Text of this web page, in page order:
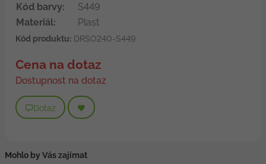
Kód barvy:
S449
Materiál:
Plast
Kód produktu:DRSO240-S449
Cena na dotaz
Dostupnost na dotaz
Dotaz
Mohlo by Vás zajímat